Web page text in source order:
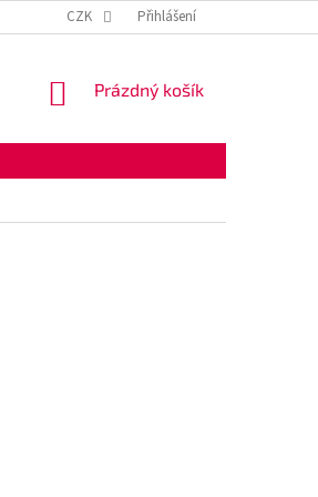
OBCHODNÍ PODMÍNKY
CZK Přihlášení
NÁKUPNÍ
Prázdný košík